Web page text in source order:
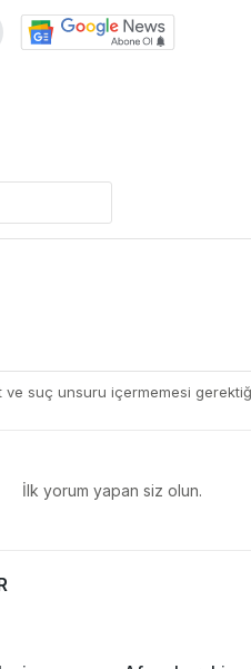
suç unsuru içermemesi
İlk yorum yapan siz olun.